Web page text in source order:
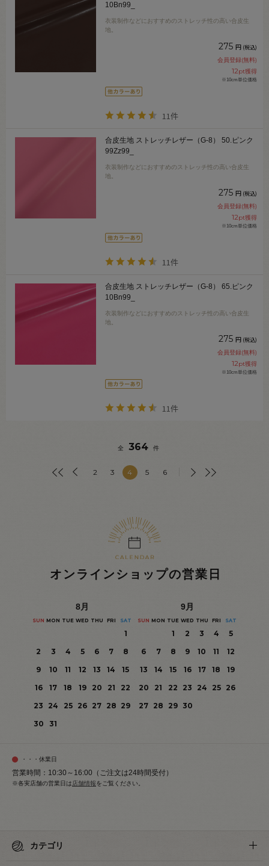
10Bn99_
衣装制作などにおすすめのストレッチ性の高い合皮生
地。
275 円 (税込)
会員登録(無料)
12pt獲得
※10cm単位価格
11件
合皮生地 ストレッチレザー（G-8） 50.ピンク
99Zz99_
衣装制作などにおすすめのストレッチ性の高い合皮生
地。
275 円 (税込)
会員登録(無料)
12pt獲得
※10cm単位価格
11件
合皮生地 ストレッチレザー（G-8） 65.ピンク
10Bn99_
衣装制作などにおすすめのストレッチ性の高い合皮生
地。
275 円 (税込)
会員登録(無料)
12pt獲得
※10cm単位価格
11件
全 364 件
2 3 4 5 6
オンラインショップの営業日
8月
SUN MON TUE WED THU FRI SAT
1
2
3 4 5 6 7
8
9
10 11 12 13 14
15
16
17 18 19 20 21
22
23
24 25 26 27 28 29
30
31
9月
SUN MON TUE WED THU FRI SAT
1 2 3 4
5
6
7 8 9 10 11
12
13
14 15 16 17 18
19
20
21 22 23 24 25
26
27 28 29 30
・・・休業日
営業時間：10:30～16:00（ご注文は24時間受付）
※各実店舗の営業日は 店舗情報をご覧ください。
カテゴリ